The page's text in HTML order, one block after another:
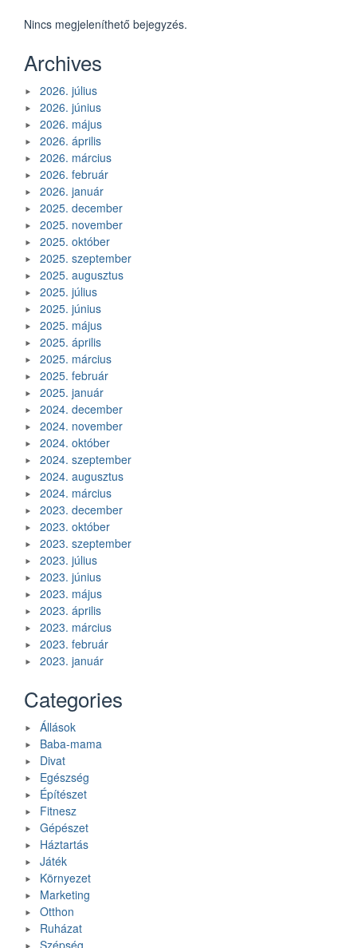
Nincs megjeleníthető bejegyzés.
Archives
2026. július
2026. június
2026. május
2026. április
2026. március
2026. február
2026. január
2025. december
2025. november
2025. október
2025. szeptember
2025. augusztus
2025. július
2025. június
2025. május
2025. április
2025. március
2025. február
2025. január
2024. december
2024. november
2024. október
2024. szeptember
2024. augusztus
2024. március
2023. december
2023. október
2023. szeptember
2023. július
2023. június
2023. május
2023. április
2023. március
2023. február
2023. január
Categories
Állások
Baba-mama
Divat
Egészség
Építészet
Fitnesz
Gépészet
Háztartás
Játék
Környezet
Marketing
Otthon
Ruházat